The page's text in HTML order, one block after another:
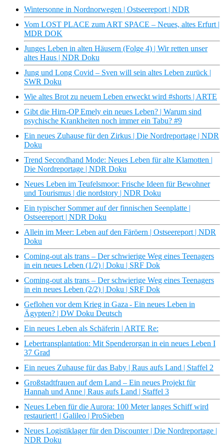
Wintersonne in Nordnorwegen | Ostseereport | NDR
Vom LOST PLACE zum ART SPACE – Neues, altes Erfurt |
MDR DOK
Junges Leben in alten Häusern (Folge 4) | Wir retten unser
altes Haus | NDR Doku
Jung und Long Covid – Sven will sein altes Leben zurück |
SWR Doku
Wie altes Brot zu neuem Leben erweckt wird #shorts | ARTE
Gibt die Hirn-OP Emely ein neues Leben? | Warum sind
psychische Krankheiten noch immer ein Tabu? #9
Ein neues Zuhause für den Zirkus | Die Nordreportage | NDR
Doku
Trend Secondhand Mode: Neues Leben für alte Klamotten |
Die Nordreportage | NDR Doku
Neues Leben im Teufelsmoor: Frische Ideen für Bewohner
und Tourismus | die nordstory | NDR Doku
Ein typischer Sommer auf der finnischen Seenplatte |
Ostseereport | NDR Doku
Allein im Meer: Leben auf den Färöern | Ostseereport | NDR
Doku
Coming-out als trans – Der schwierige Weg eines Teenagers
in ein neues Leben (1/2) | Doku | SRF Dok
Coming-out als trans – Der schwierige Weg eines Teenagers
in ein neues Leben (2/2) | Doku | SRF Dok
Geflohen vor dem Krieg in Gaza - Ein neues Leben in
Ägypten? | DW Doku Deutsch
Ein neues Leben als Schäferin | ARTE Re:
Lebertransplantation: Mit Spenderorgan in ein neues Leben I
37 Grad
Ein neues Zuhause für das Baby | Raus aufs Land | Staffel 2
Großstadtfrauen auf dem Land – Ein neues Projekt für
Hannah und Anne | Raus aufs Land | Staffel 3
Neues Leben für die Aurora: 100 Meter langes Schiff wird
restauriert! | Galileo | ProSieben
Neues Logistiklager für den Discounter | Die Nordreportage |
NDR Doku